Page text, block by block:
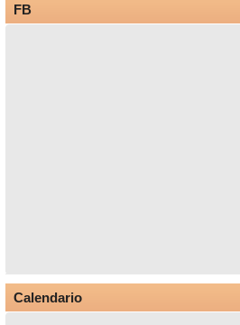
FB
Calendario